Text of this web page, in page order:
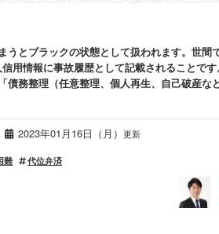
うとブラックの状態として扱われます。世間
用情報に事故履歴として記載されることで
債務整理（任意整理、個人再生、自己破産な
2023年01月16日（月）更新
難
代位弁済